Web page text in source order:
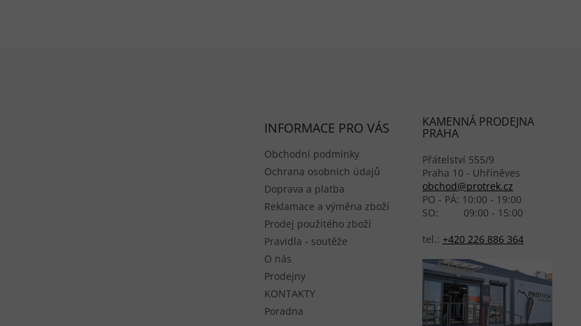
INFORMACE PRO VÁS
Obchodní podmínky
Ochrana osobních údajů
Doprava a platba
Reklamace a výměna zboží
Prodej použitého zboží
Pravidla - soutěže
O nás
Prodejny
KONTAKTY
Poradna
KAMENNÁ PRODEJNA
PRAHA
Přátelství 555/9
Praha 10 - Uhříněves
obchod@protrek.cz
PO - PÁ: 10:00 - 19:00
SO: 09:00 - 15:00
tel.: +420 226 886 364